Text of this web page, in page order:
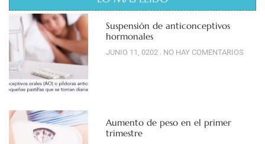
Suspensión de anticonceptivos
hormonales
JUNIO 11, 0202 NO HAY COMENTARIOS
Aumento de peso en el primer
trimestre